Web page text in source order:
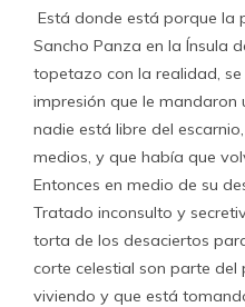
Está donde está porque la
Sancho Panza en la Ínsula
topetazo con la realidad,
impresión que le mandaron
nadie está libre del
medios, y que había que
Entonces en medio de su
Tratado inconsulto y
torta de los desaciertos
corte celestial son parte
viviendo y que está